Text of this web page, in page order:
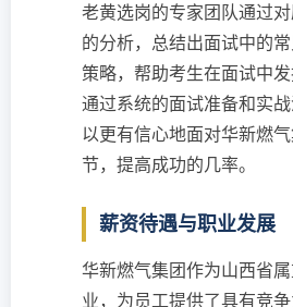
老黄选岗的专家团队通过
的分析，总结出面试中的
策略，帮助考生在面试中发
通过系统的面试准备和实
以更有信心地面对华新燃
节，提高成功的几率。
薪资待遇与职业发展
华新燃气集团作为山西省
业，为员工提供了具有竞